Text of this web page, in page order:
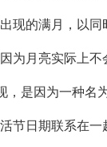
现的满月，以同
为月亮实际上不
，是因为一种名
节日期联系在一